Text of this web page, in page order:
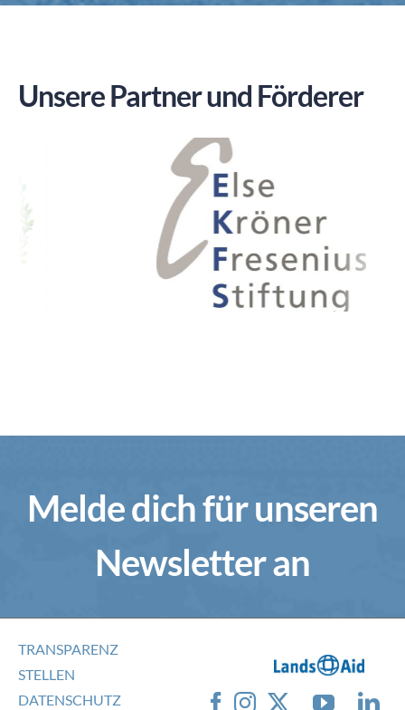
Unsere Partner und Förderer
Melde dich für unseren
Newsletter an
TRANSPARENZ
STELLEN